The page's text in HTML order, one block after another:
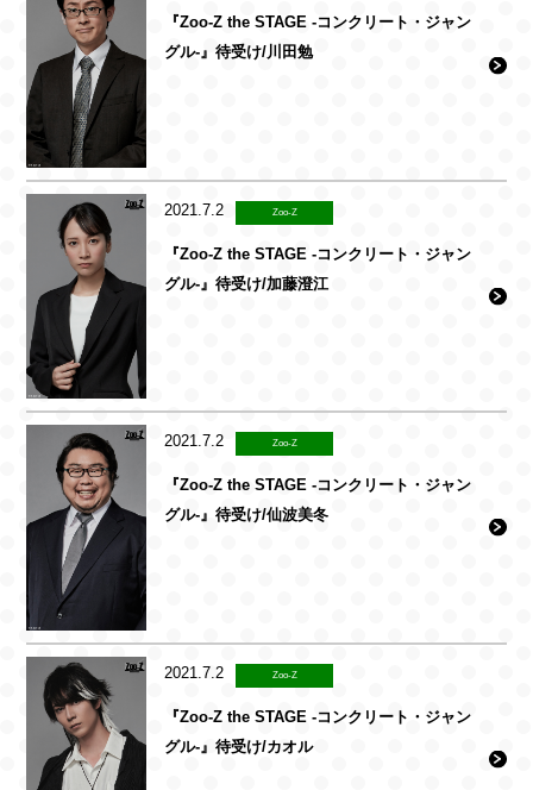
『Zoo-Z the STAGE -コンクリート・ジャン
グル-』待受け/川田勉
2021.7.2 Zoo-Z
『Zoo-Z the STAGE -コンクリート・ジャン
グル-』待受け/加藤澄江
2021.7.2 Zoo-Z
『Zoo-Z the STAGE -コンクリート・ジャン
グル-』待受け/仙波美冬
2021.7.2 Zoo-Z
『Zoo-Z the STAGE -コンクリート・ジャン
グル-』待受け/カオル